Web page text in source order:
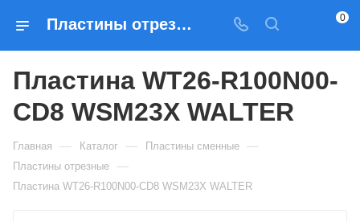
Пластины отрезные Пластина WT26-R100N00-CD8 WSM23X WALTER — купить по выгодным ценам в Москве 0
Пластина WT26-R100N00-
CD8 WSM23X WALTER
Главная — Каталог — Пластины сменные —
Пластины отрезные —
Пластина WT26-R100N00-CD8 WSM23X WALTER